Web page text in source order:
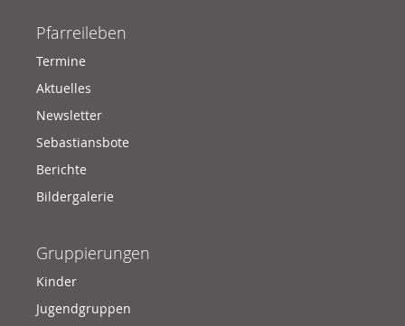
Pfarreileben
Termine
Aktuelles
Newsletter
Sebastiansbote
Berichte
Bildergalerie
Gruppierungen
Kinder
Jugendgruppen